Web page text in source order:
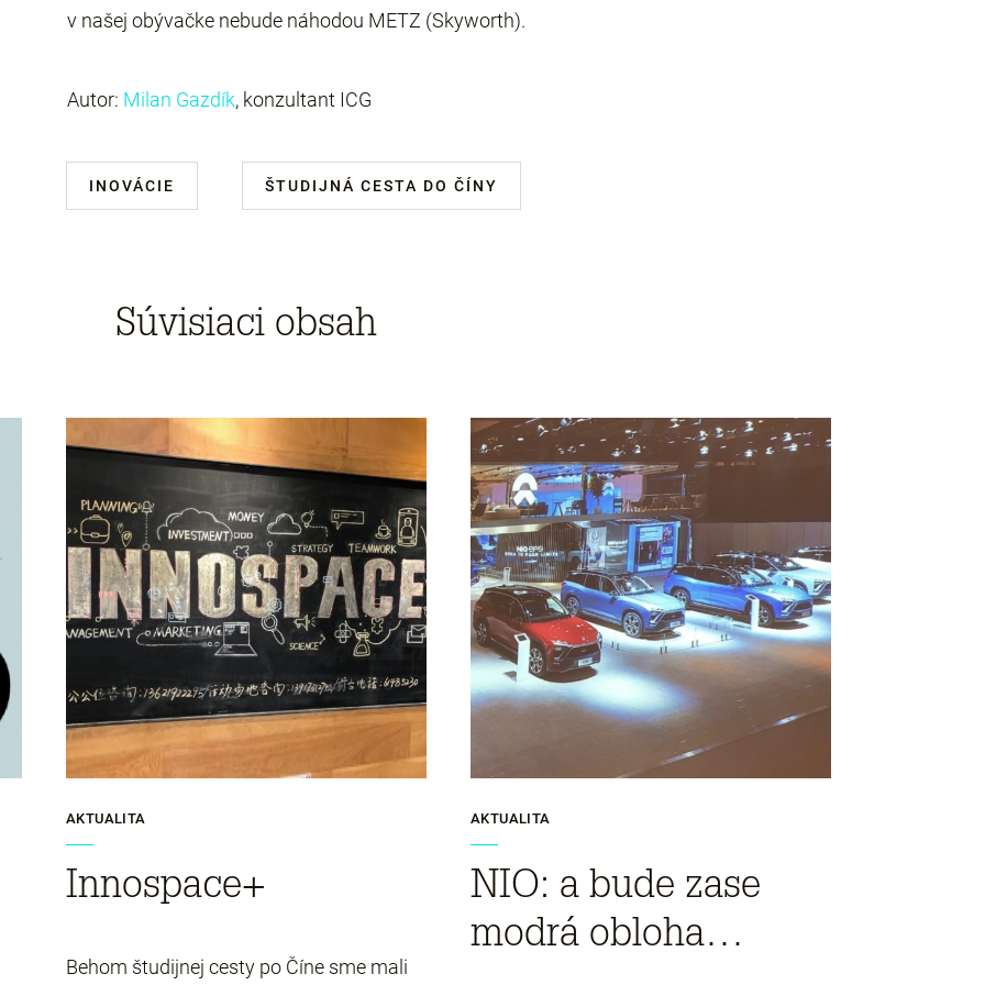
v našej obývačke nebude náhodou METZ (Skyworth).
Autor: Milan Gazdík, konzultant ICG
INOVÁCIE ŠTUDIJNÁ CESTA DO ČÍNY
Súvisiaci obsah
AKTUALITA
Innospace+
Behom študijnej cesty po Číne sme mali
AKTUALITA
NIO: a bude zase
modrá obloha…